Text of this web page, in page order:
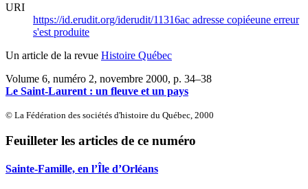
URI
https://id.erudit.org/iderudit/11316ac adresse copiéeune erreur
s'est produite
Un article de la revue Histoire Québec
Volume 6, numéro 2, novembre 2000, p. 34–38
Le Saint-Laurent : un fleuve et un pays
© La Fédération des sociétés d'histoire du Québec, 2000
Feuilleter les articles de ce numéro
Sainte-Famille, en l’Île d’Orléans